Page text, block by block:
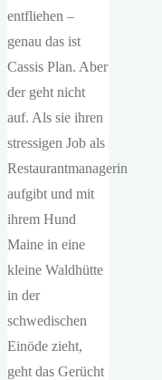
entfliehen –
genau das ist
Cassis Plan. Aber
der geht nicht
auf. Als sie ihren
stressigen Job als
Restaurantmanagerin
aufgibt und mit
ihrem Hund
Maine in eine
kleine Waldhütte
in der
schwedischen
Einöde zieht,
geht das Gerücht